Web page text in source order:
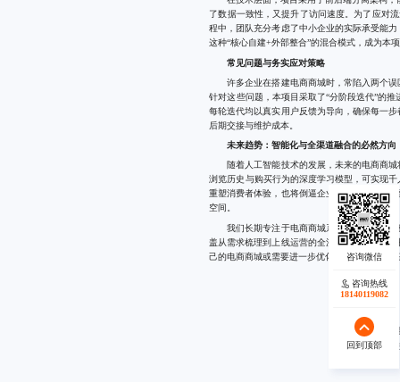
了数据一致性，又提升了访问速度。为了应对
程中，团队充分考虑了中小企业的实际承受能
这种“核心自建+外部整合”的混合模式，成为本
常见问题与务实应对策略
许多企业在搭建电商商城时，常陷入两个误
针对这些问题，本项目采取了“分阶段迭代”的
每轮迭代均以真实用户反馈为导向，确保每一
后期交接与维护成本。
未来趋势：智能化与全渠道融合的必然方向
随着人工智能技术的发展，未来的电商商城
浏览历史与购买行为的深度学习模型，可实现
重塑消费者体验，也将倒逼企业重新思考自身
空间。
我们长期专注于电商商城系统的定制开发与
盖从需求梳理到上线运营的全流程支持，尤其
己的电商商城或需要进一步优化现有系统，欢迎
秉承“
咨询热线
18140119082
回到顶部
咨询热线
18140119082
回到顶部